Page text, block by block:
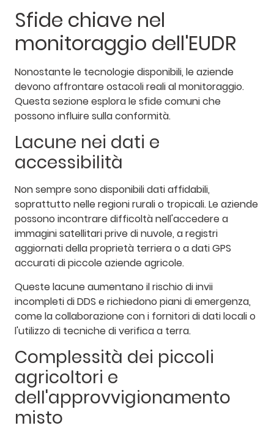
Sfide chiave nel
monitoraggio dell'EUDR
Nonostante le tecnologie disponibili, le aziende
devono affrontare ostacoli reali al monitoraggio.
Questa sezione esplora le sfide comuni che
possono influire sulla conformità.
Lacune nei dati e
accessibilità
Non sempre sono disponibili dati affidabili,
soprattutto nelle regioni rurali o tropicali. Le aziende
possono incontrare difficoltà nell'accedere a
immagini satellitari prive di nuvole, a registri
aggiornati della proprietà terriera o a dati GPS
accurati di piccole aziende agricole.
Queste lacune aumentano il rischio di invii
incompleti di DDS e richiedono piani di emergenza,
come la collaborazione con i fornitori di dati locali o
l'utilizzo di tecniche di verifica a terra.
Complessità dei piccoli
agricoltori e
dell'approvvigionamento
misto